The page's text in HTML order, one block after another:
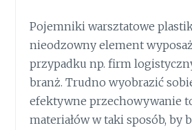
Pojemniki warsztatowe
nieodzowny element
przypadku np. firm
branż. Trudno wyobrazić
efektywne przechowywanie
materiałów w taki sposób, by